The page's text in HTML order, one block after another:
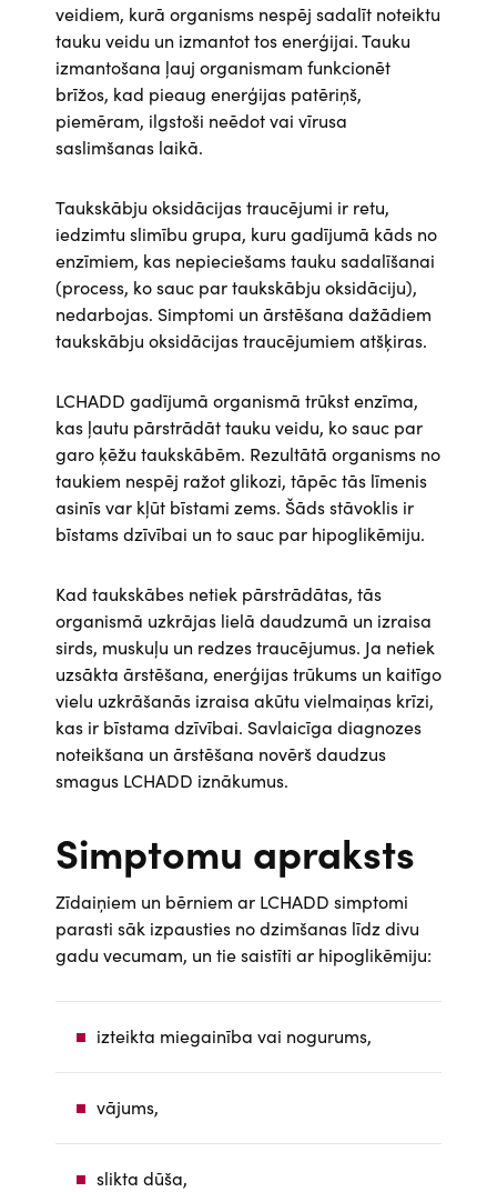
veidiem, kurā organisms nespēj sadalīt noteiktu
tauku veidu un izmantot tos enerģijai. Tauku
izmantošana ļauj organismam funkcionēt
brīžos, kad pieaug enerģijas patēriņš,
piemēram, ilgstoši neēdot vai vīrusa
saslimšanas laikā.
Taukskābju oksidācijas traucējumi ir retu,
iedzimtu slimību grupa, kuru gadījumā kāds no
enzīmiem, kas nepieciešams tauku sadalīšanai
(process, ko sauc par taukskābju oksidāciju),
nedarbojas. Simptomi un ārstēšana dažādiem
taukskābju oksidācijas traucējumiem atšķiras.
LCHADD gadījumā organismā trūkst enzīma,
kas ļautu pārstrādāt tauku veidu, ko sauc par
garo ķēžu taukskābēm. Rezultātā organisms no
taukiem nespēj ražot glikozi, tāpēc tās līmenis
asinīs var kļūt bīstami zems. Šāds stāvoklis ir
bīstams dzīvībai un to sauc par hipoglikēmiju.
Kad taukskābes netiek pārstrādātas, tās
organismā uzkrājas lielā daudzumā un izraisa
sirds, muskuļu un redzes traucējumus. Ja netiek
uzsākta ārstēšana, enerģijas trūkums un kaitīgo
vielu uzkrāšanās izraisa akūtu vielmaiņas krīzi,
kas ir bīstama dzīvībai. Savlaicīga diagnozes
noteikšana un ārstēšana novērš daudzus
smagus LCHADD iznākumus.
Simptomu apraksts
Zīdaiņiem un bērniem ar LCHADD simptomi
parasti sāk izpausties no dzimšanas līdz divu
gadu vecumam, un tie saistīti ar hipoglikēmiju:
izteikta miegainība vai nogurums,
vājums,
slikta dūša,